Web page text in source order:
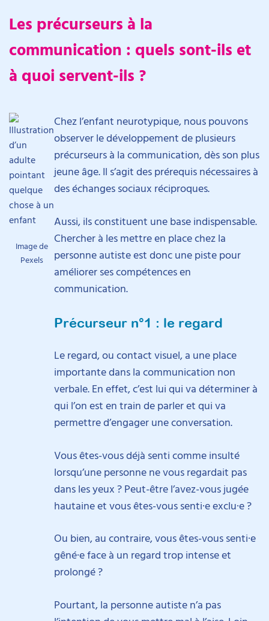
Les précurseurs à la
communication : quels sont-ils et
à quoi servent-ils ?
Chez l’enfant neurotypique, nous pouvons
observer le développement de plusieurs
précurseurs à la communication, dès son plus
jeune âge. Il s’agit des prérequis nécessaires à
des échanges sociaux réciproques.
Aussi, ils constituent une base indispensable.
Chercher à les mettre en place chez la
personne autiste est donc une piste pour
améliorer ses compétences en
communication.
Précurseur n°1 : le regard
Le regard, ou contact visuel, a une place
importante dans la communication non
verbale. En effet, c’est lui qui va déterminer à
qui l’on est en train de parler et qui va
permettre d’engager une conversation.
Vous êtes-vous déjà senti comme insulté
lorsqu’une personne ne vous regardait pas
dans les yeux ? Peut-être l’avez-vous jugée
hautaine et vous êtes-vous senti·e exclu·e ?
Ou bien, au contraire, vous êtes-vous senti·e
gêné·e face à un regard trop intense et
prolongé ?
Pourtant, la personne autiste n’a pas
Image de
Pexels